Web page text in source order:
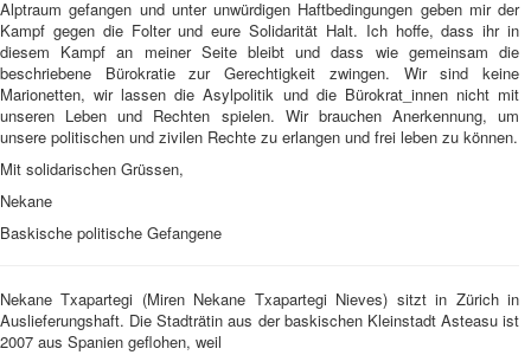
Alptraum gefangen und unter unwürdigen Haftbedingungen geben mir der
Kampf gegen die Folter und eure Solidarität Halt. Ich hoffe, dass ihr in
diesem Kampf an meiner Seite bleibt und dass wie gemeinsam die
beschriebene Bürokratie zur Gerechtigkeit zwingen. Wir sind keine
Marionetten, wir lassen die Asylpolitik und die Bürokrat_innen nicht mit
unseren Leben und Rechten spielen. Wir brauchen Anerkennung, um
unsere politischen und zivilen Rechte zu erlangen und frei leben zu können.
Mit solidarischen Grüssen,
Nekane
Baskische politische Gefangene
Nekane Txapartegi (Miren Nekane Txapartegi Nieves) sitzt in Zürich in
Auslieferungshaft. Die Stadträtin aus der baskischen Kleinstadt Asteasu ist
2007 aus Spanien geflohen, weil